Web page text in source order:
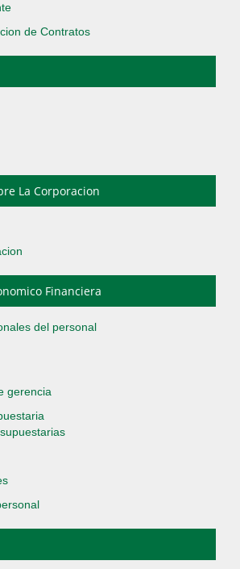
de Contratos
La Corporacion
Financiera
del personal
gerencia